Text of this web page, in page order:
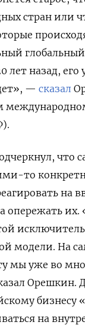
стран или
лет назад, его
— сказал
что
то
на
опережать их.
модели. На
мы уже во
Орешкин.
бизнесу
на